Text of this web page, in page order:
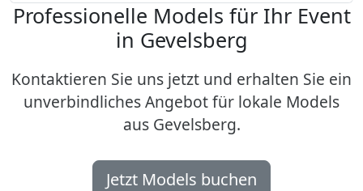
Professionelle Models für Ihr Event
in Gevelsberg
Kontaktieren Sie uns jetzt und erhalten Sie ein
unverbindliches Angebot für lokale Models
aus Gevelsberg.
Jetzt Models buchen